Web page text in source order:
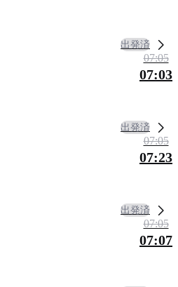
出発済
07:05
07:03
出発済
07:05
07:23
出発済
07:05
07:07